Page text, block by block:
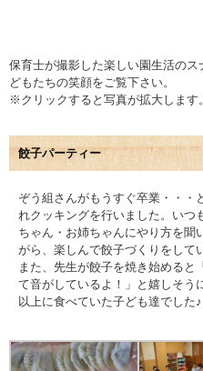
保育士が撮影した楽しい園生活の
どもたちの笑顔をご覧下さい。
※クリックすると写真が拡大します。
餃子パーティー
ぞう組さんがもうすぐ卒業・・・
れクッキングを行いました。いつ
ちゃん・お姉ちゃんにやり方を聞
がら、楽しんで餃子づくりをして
また、先生が餃子を焼き始める
て音がしているよ！」と嬉しそう
以上に食べていた子ども達でした♪